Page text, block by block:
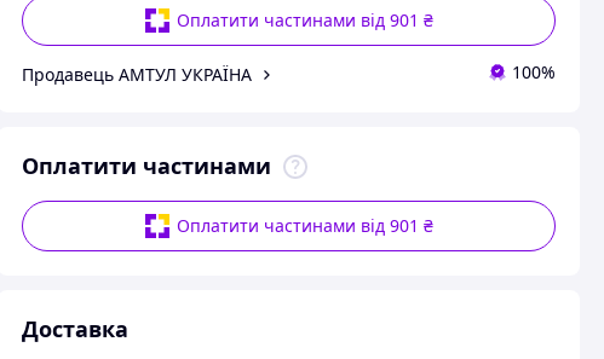
Оплатити частинами від 901 ₴
Продавець АМТУЛ УКРАЇНА 100%
Оплатити частинами
Оплатити частинами від 901 ₴
Доставка